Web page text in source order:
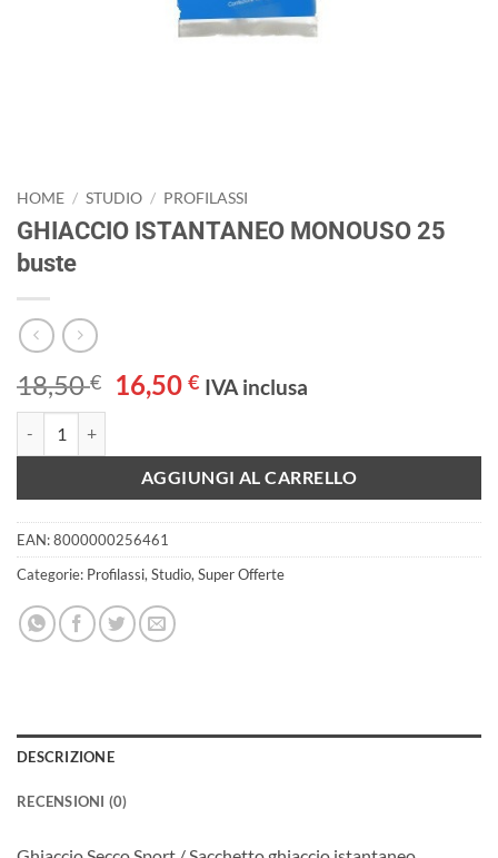
HOME / STUDIO / PROFILASSI
GHIACCIO ISTANTANEO MONOUSO 25
buste
18,50€
Il
prezzo
era:
18,50 €.
16,50€Il
è:
16,50 €.
IVA inclusa
AGGIUNGI AL CARRELLO
EAN:8000000256461
Categorie: Profilassi,Studio,Super Offerte
DESCRIZIONE
RECENSIONI (0)